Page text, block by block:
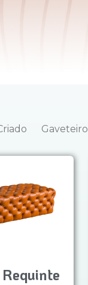
Gaveteiro